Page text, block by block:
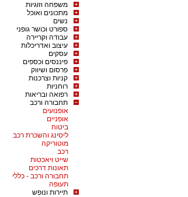
משפחה וזוגיות
מתכונים ואוכל
נשים
ספורט וכושר גופני
עבודה וקריירה
עיצוב ואדריכלות
עסקים
פיננסים וכספים
פרסום ושיווק
קניות וצרכנות
רוחניות
רפואה ובריאות
תחבורה ורכב
אופנועים
אופניים
ביטוח
ליסינג והשכרת רכב
מוטוריקה
רכב
שייט ויאכטות
תאונות דרכים
תחבורה ורכב - כללי
תעופה
תיירות ונופש